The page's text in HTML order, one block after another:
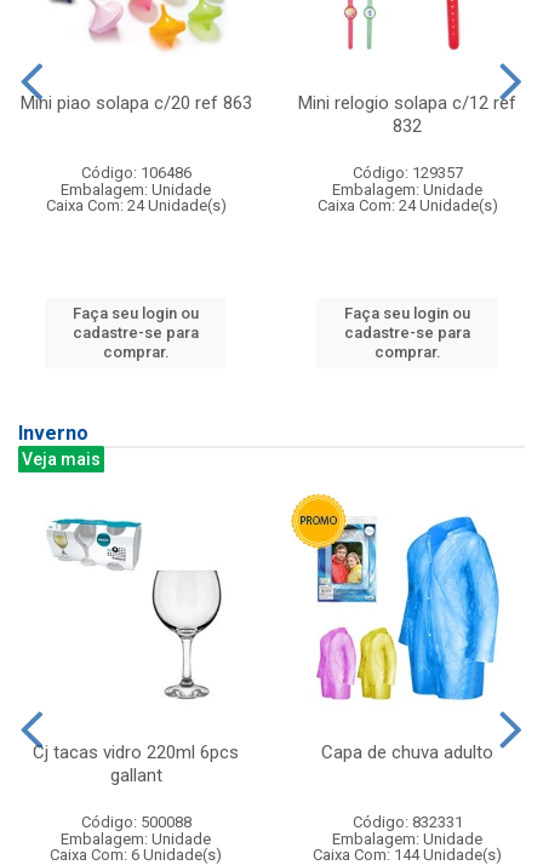
Mini piao solapa c/20 ref 863
Código: 106486
Embalagem: Unidade
Caixa Com: 24 Unidade(s)
Faça seu login ou
cadastre-se para
comprar.
Mini relogio solapa c/12 ref
832
Código: 129357
Embalagem: Unidade
Caixa Com: 24 Unidade(s)
Faça seu login ou
cadastre-se para
comprar.
Inverno
Veja mais
Cj tacas vidro 220ml 6pcs
gallant
Código: 500088
Embalagem: Unidade
Caixa Com: 6 Unidade(s)
Capa de chuva adulto
Código: 832331
Embalagem: Unidade
Caixa Com: 144 Unidade(s)